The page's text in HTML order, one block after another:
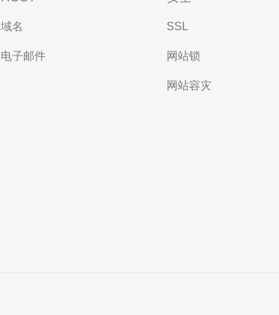
域名
电子邮件
SSL
网站锁
网站容灾